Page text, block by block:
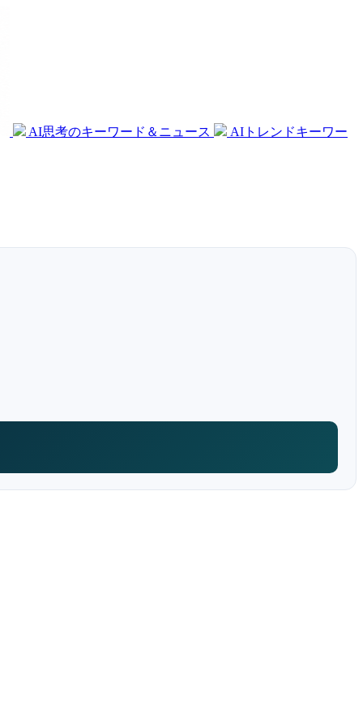
AI思考のキーワード＆ニュース
AIトレンドキーワー